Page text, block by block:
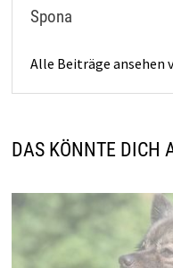
Spona
Alle Beiträge ansehen
DAS KÖNNTE DICH